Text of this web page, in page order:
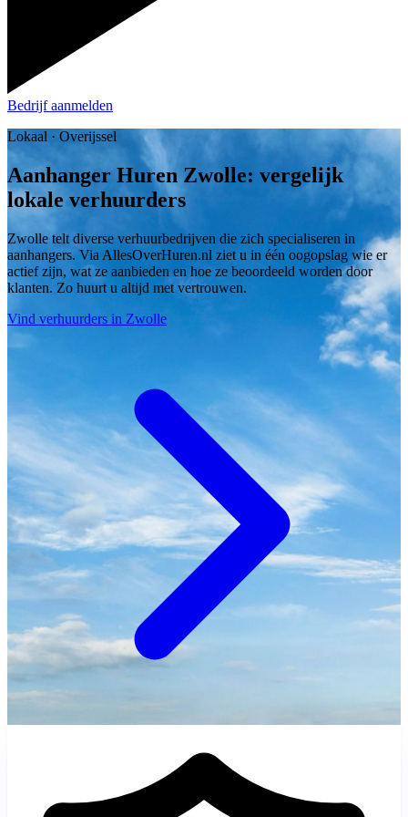
Bedrijf aanmelden
Lokaal · Overijssel
Aanhanger Huren Zwolle: vergelijk
lokale verhuurders
Zwolle telt diverse verhuurbedrijven die zich specialiseren in
aanhangers. Via AllesOverHuren.nl ziet u in één oogopslag wie er
actief zijn, wat ze aanbieden en hoe ze beoordeeld worden door
klanten. Zo huurt u altijd met vertrouwen.
Vind verhuurders in Zwolle